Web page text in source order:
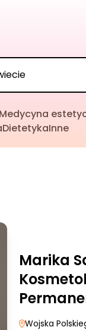
DietetykaInne
Marika
Wojska